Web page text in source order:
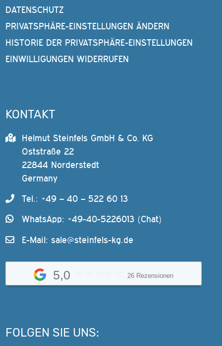
DATENSCHUTZ
PRIVATSPHÄRE-EINSTELLUNGEN ÄNDERN
HISTORIE DER PRIVATSPHÄRE-EINSTELLUNGEN
EINWILLIGUNGEN WIDERRUFEN
KONTAKT
Helmut Steinfels GmbH & Co. KG
Oststraße 22
22844 Norderstedt
Germany
Tel.: +49 – 40 – 522 60 13
WhatsApp: +49-40-5226013 (Chat)
E-Mail: sale@steinfels-kg.de
5,0 26 Rezensionen
FOLGEN SIE UNS: